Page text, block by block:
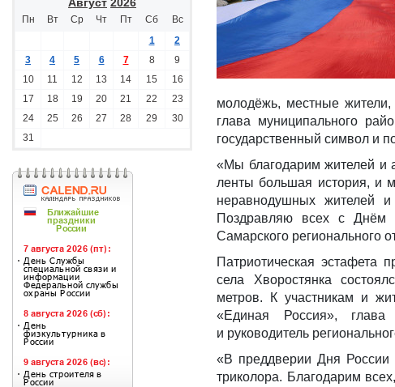
Пн Вт Ср Чт Пт Сб
Вс
1
2
3
4 5 6 7 8
9
10
11 12 13 14 15
16
17
18 19 20 21 22
23
24
25 26 27 28 29
30
31
молодёжь, местные жители,
глава муниципального
государственный символ и
«Мы благодарим жителей и
ленты большая история, и
неравнодушных жителей
Поздравляю всех с Днём
Самарского регионального
Патриотическая эстафета
села Хворостянка
метров. К участникам и
«Единая Россия», глава
и руководитель
«В преддверии Дня России
триколора. Благодарим